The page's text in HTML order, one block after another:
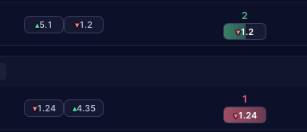
▴5.1 ▾1.2
2
▾1.2
▾1.24 ▴4.35
1
▾1.24